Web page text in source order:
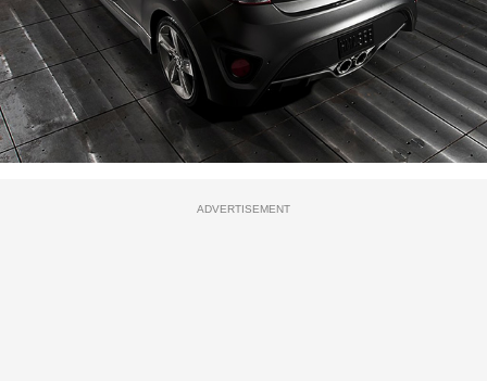
ADVERTISEMENT